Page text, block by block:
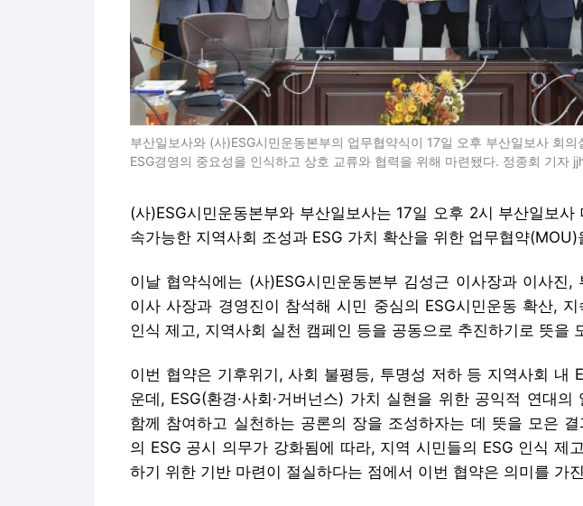
부산일보사와 (사)ESG시민운동본부의 업무협약식이 17일 오후 부산일보사 회
ESG경영의 중요성을 인식하고 상호 교류와 협력을 위해 마련됐다. 정종회 기자
(사)ESG시민운동본부와 부산일보사는 17일 오후 2시 부산일보사
속가능한 지역사회 조성과 ESG 가치 확산을 위한 업무협약(MOU)
이날 협약식에는 (사)ESG시민운동본부 김성근 이사장과 이사진,
이사 사장과 경영진이 참석해 시민 중심의 ESG시민운동 확산,
인식 제고, 지역사회 실천 캠페인 등을 공동으로 추진하기로 뜻을
이번 협약은 기후위기, 사회 불평등, 투명성 저하 등 지역사회 내
운데, ESG(환경·사회·거버넌스) 가치 실현을 위한 공익적 연대의
함께 참여하고 실천하는 공론의 장을 조성하자는 데 뜻을 모은
의 ESG 공시 의무가 강화됨에 따라, 지역 시민들의 ESG 인식 제
하기 위한 기반 마련이 절실하다는 점에서 이번 협약은 의미를 가